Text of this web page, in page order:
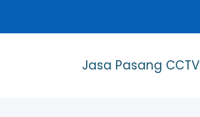
Jasa Pasang CCTV